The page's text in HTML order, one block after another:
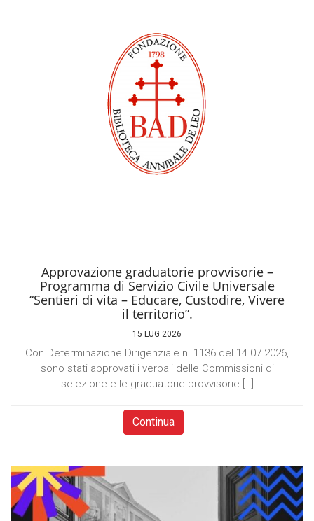
Approvazione graduatorie provvisorie –
Programma di Servizio Civile Universale
“Sentieri di vita – Educare, Custodire, Vivere
il territorio”.
15 LUG 2026
Con Determinazione Dirigenziale n. 1136 del 14.07.2026,
sono stati approvati i verbali delle Commissioni di
selezione e le graduatorie provvisorie […]
Continua